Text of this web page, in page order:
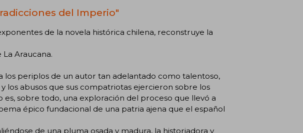
del Imperio"
de la novela histórica chilena, reconstruye la
Araucana.
los periplos de un autor tan adelantado como talentoso,
los abusos que sus compatriotas ejercieron sobre los
es, sobre todo, una exploración del proceso que llevó a
épico fundacional de una patria ajena que el español
de una pluma osada y madura, la historiadora y